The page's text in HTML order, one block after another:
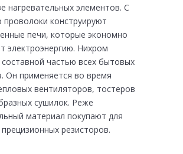
нагревательных элементов. С
конструируют
печи, которые экономно
электроэнергию. Нихром
составной частью всех бытовых
Он применяется во время
вентиляторов, тостеров
сушилок. Реже
материал покупают для
резисторов.